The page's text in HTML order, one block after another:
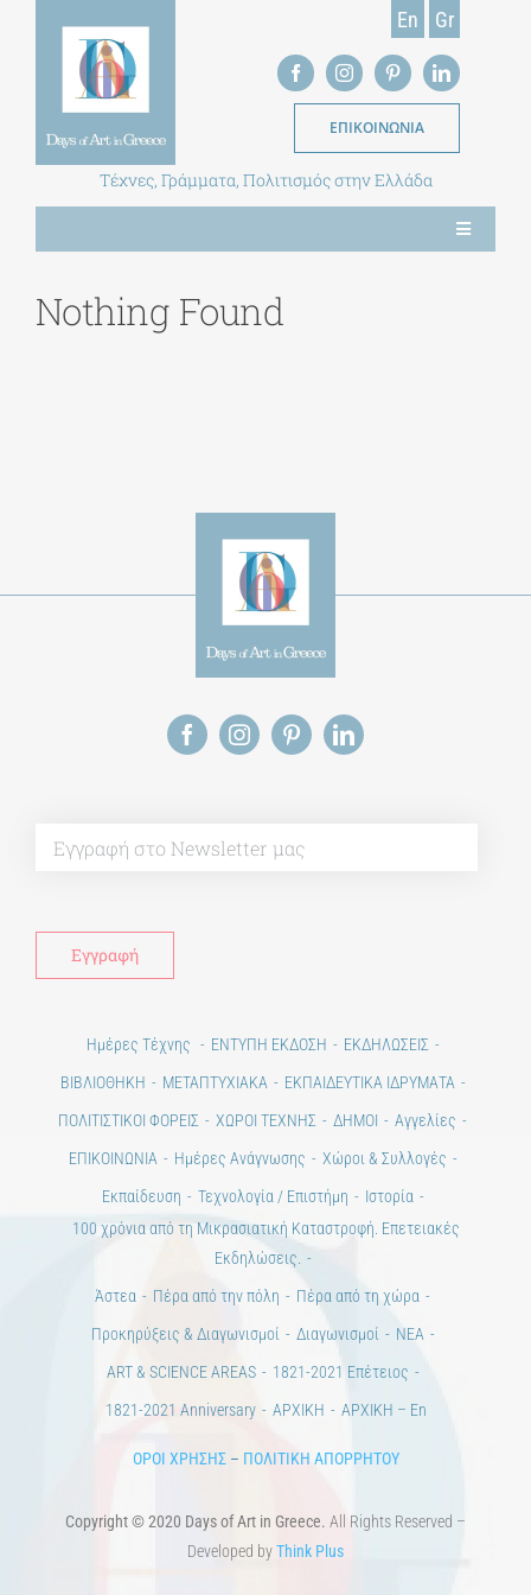
En Gr
ΕΠΙΚΟΙΝΩΝΙΑ
Τέχνες, Γράμματα, Πολιτισμός στην Ελλάδα
Toggle
Navigation
ΕΚΠΑΙΔΕΥΤΙΚΑ ΙΔΡΥΜΑΤΑ
ΧΩΡΟΙ ΤΕΧΝΗΣ
Nothing Found
Ημέρες Τέχνης ΕΝΤΥΠΗ ΕΚΔΟΣΗ
ΕΚΔΗΛΩΣΕΙΣ
ΒΙΒΛΙΟΘΗΚΗ
ΜΕΤΑΠΤΥΧΙΑΚΑ
ΕΚΠΑΙΔΕΥΤΙΚΑ ΙΔΡΥΜΑΤΑ
ΠΟΛΙΤΙΣΤΙΚΟΙ ΦΟΡΕΙΣ
ΧΩΡΟΙ ΤΕΧΝΗΣ ΔΗΜΟΙ
Αγγελίες
ΕΠΙΚΟΙΝΩΝΙΑ
Ημέρες Ανάγνωσης
Χώροι & Συλλογές
Εκπαίδευση
Τεχνολογία / Επιστήμη
Ιστορία
100 χρόνια από τη Μικρασιατική Καταστροφή. Επετειακές
Εκδηλώσεις.
Άστεα
Πέρα από την πόλη
Πέρα από τη χώρα
Προκηρύξεις & Διαγωνισμοί
Διαγωνισμοί
ΝΕΑ
ART & SCIENCE AREAS
1821-2021 Επέτειος
1821-2021 Anniversary
ΑΡΧΙΚΗ ΑΡΧΙΚΗ – En
ΟΡΟΙ ΧΡΗΣΗΣ– ΠΟΛΙΤΙΚΗ ΑΠΟΡΡΗΤΟΥ
Copyright © 2020 Days of Art in Greece. All Rights Reserved –
Developed byThink Plus